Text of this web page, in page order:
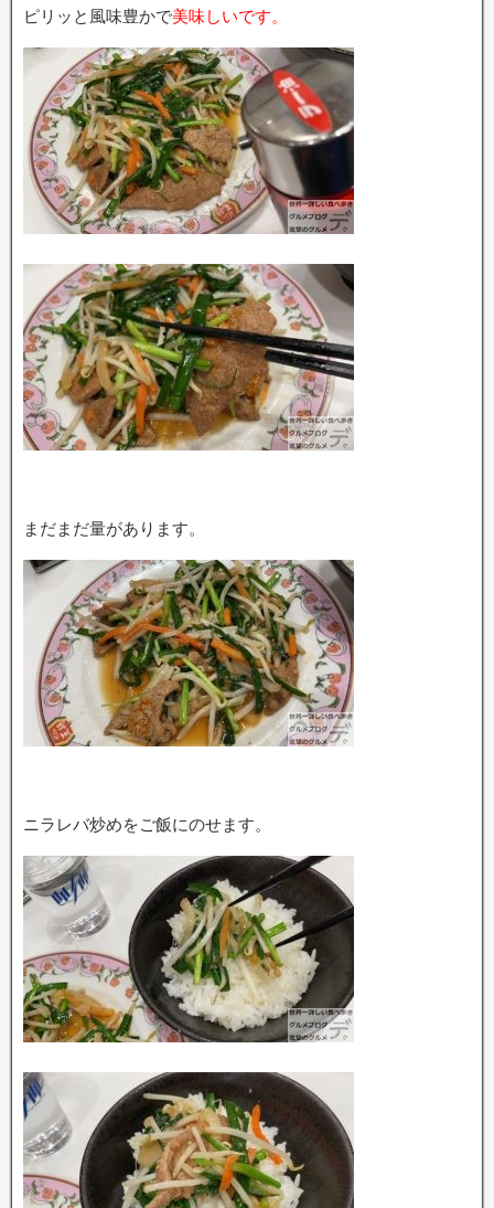
ピリッと風味豊かで美味しいです。
まだまだ量があります。
ニラレバ炒めをご飯にのせます。